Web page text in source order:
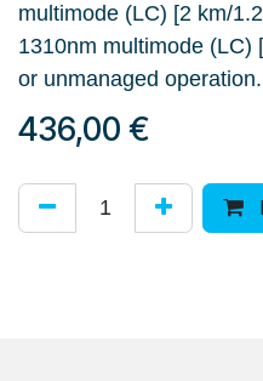
multimode (LC) [2 km/
1310nm multimode (LC)
or unmanaged operation.
436,00 €